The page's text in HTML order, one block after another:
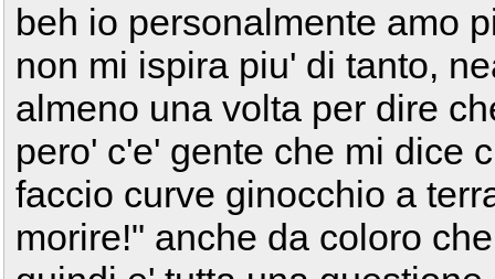
beh io personalmente amo
non mi ispira piu' di tanto,
almeno una volta per dire
pero' c'e' gente che mi dice
faccio curve ginocchio a
morire!" anche da coloro